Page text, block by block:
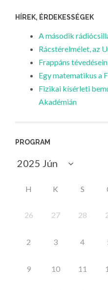
HÍREK, ÉRDEKESSÉGEK
A második
Rácstérelmélet, az
Frappáns
Egy matematikus a
Fizikai kísérleti
Akadémián
PROGRAM
H K S
26 27 28
2 3 4
9 10 11